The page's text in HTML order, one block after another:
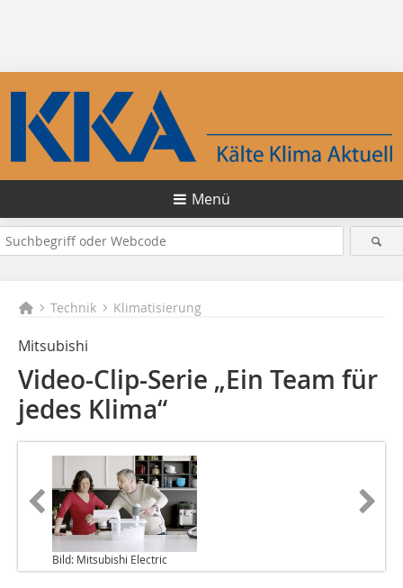
Menü
Technik Klimatisierung
Mitsubishi
Video-Clip-Serie „Ein Team für
jedes Klima“
Bild: Mitsubishi Electric